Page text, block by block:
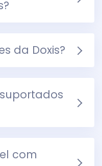
da Doxis?
com